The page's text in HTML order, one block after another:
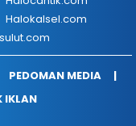
Halokalsel.com
PEDOMAN MEDIA
IKLAN